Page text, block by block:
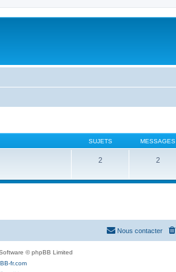
SUJETS MESSAGES
2 2
Nous contacter
© phpBB Limited
fr.com